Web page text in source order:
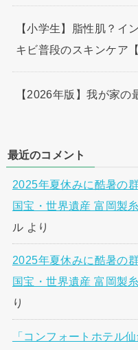
【小学生】脂性肌？イ
キビ普段のスキンケア
【2026年版】我が家の
最近のコメント
2025年夏休みに酷暑の
国宝・世界遺産 富岡製
ル より
2025年夏休みに酷暑の
国宝・世界遺産 富岡製
り
「コンフォートホテル